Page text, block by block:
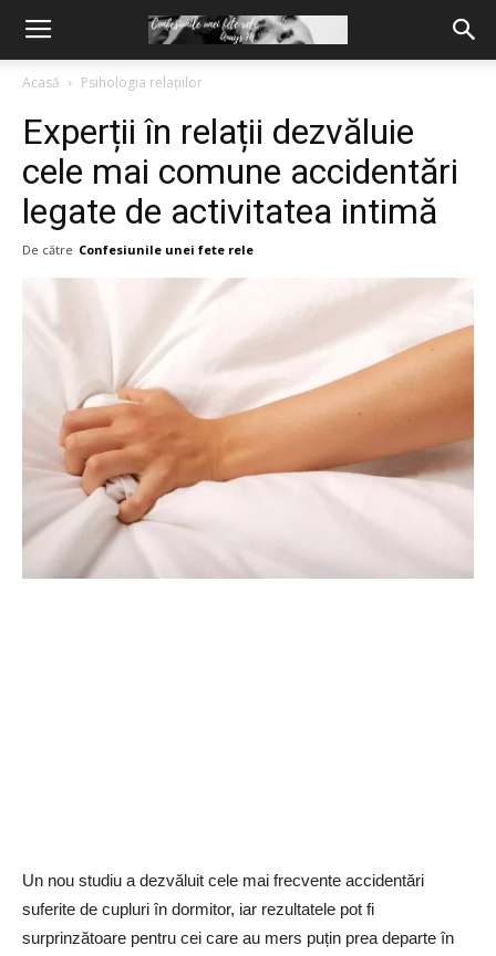
Acasă Psihologia relațiilor
Experții în relații dezvăluie
cele mai comune accidentări
legate de activitatea intimă
De către Confesiunile unei fete rele
Un nou studiu a dezvăluit cele mai frecvente accidentări
suferite de cupluri în dormitor, iar rezultatele pot fi
surprinzătoare pentru cei care au mers puțin prea departe în